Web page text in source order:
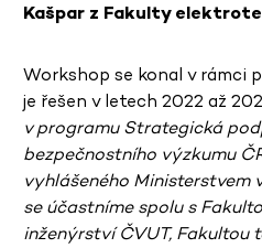
Kašpar z Fakulty
Workshop se konal v rámci
je řešen v letech 2022 až
v programu Strategická
bezpečnostního výzkumu
vyhlášeného Ministerstvem
se účastníme spolu s
inženýrství ČVUT, Fakultou